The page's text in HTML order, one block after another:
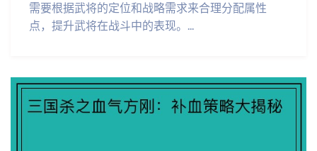
需要根据武将的定位和战略需求来合理分配属性
点，提升武将在战斗中的表现。...